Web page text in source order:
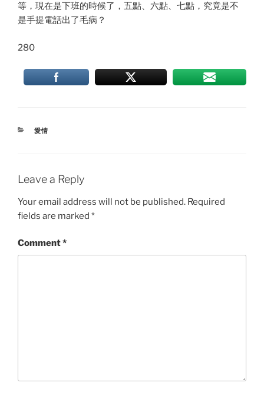
等，現在是下班的時候了，五點、六點、七點，究竟是不
是手提電話出了毛病？
280
CATEGORIES
愛情
Leave a Reply
Your email address will not be published. Required
fields are marked *
Comment*